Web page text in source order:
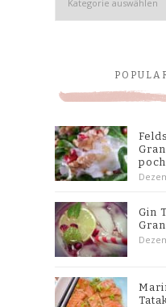
Gin